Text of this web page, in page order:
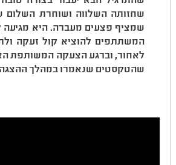
שחזותה השלווה ושוחרת השלום
שמציף פצעים מעברה. היא מגיעה
המשתתפים להוציא קול זעקה
לאחור, וברגע הצעקה המשותפת
שהטקסטים שנאמרו במהלך ההצגה